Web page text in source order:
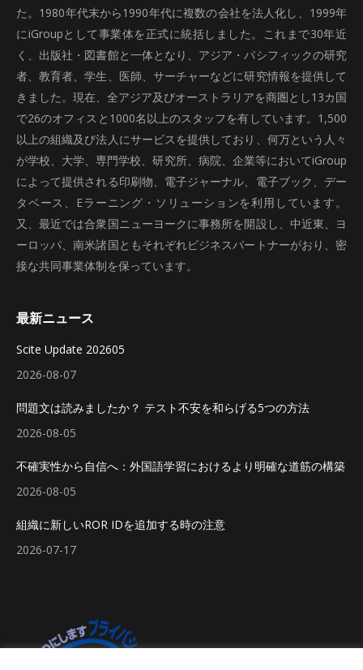
た。1980年代末から1990年代に複数の会社を法人化し、1999年
にiGroupとして事業体を正式に統括しました。これまで30年近
く、出版社・図書館と一体となり、アジア・パシフィックの研究
者、教育者、学生、医師、サーチャーなどに研究情報を提供して
きました。現在、全アジア及びオーストラリアを商圏とし13カ国
で26のオフィスと1000名以上のスタッフを有しています。1,500
以上の組織及び法人にサービスを提供しており、何万という人々
が学校、大学、専門学校、研究所、病院、企業等においてiGroup
によって提供される印刷物、電子ジャーナル、電子ブック、デー
タベース、Eラーニング・ソリューションを利用しています。
又、最近では合衆国ニューヨークに事務所を開設し、中近東、ヨ
ーロッパ、南米諸国ともそれぞれビジネスパートナーがおり、密
接な共同事業体制を保っています。
最新ニュース
Scite Update 202605
2026-08-07
問題文は読みましたか？ テスト不安を和らげる5つの方法
2026-08-05
不確実性から自信へ：外国語学習におけるより明確な道筋の構築
2026-08-05
組織に新しいROR IDを追加する時の注意
2026-07-17